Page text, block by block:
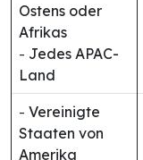
Ostens oder
Afrikas
- Jedes APAC-
Land
- Vereinigte
Staaten von
Amerika